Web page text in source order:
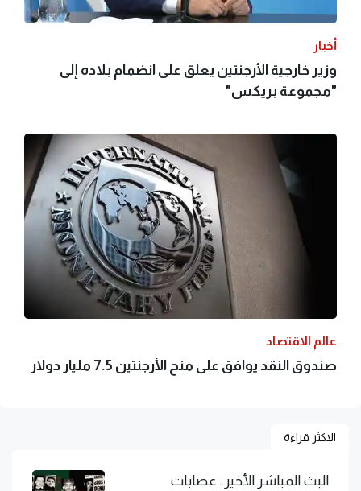
أخبار
وزير خارجية الأرجنتين يعلق على انضمام بلاده إلى
"مجموعة بريكس"
عالم الاقتصاد
صندوق النقد يوافق على منح الأرجنتين 7.5 مليار دولار
الاكثر قراءة
البث المباشر الأخير.. عصابات